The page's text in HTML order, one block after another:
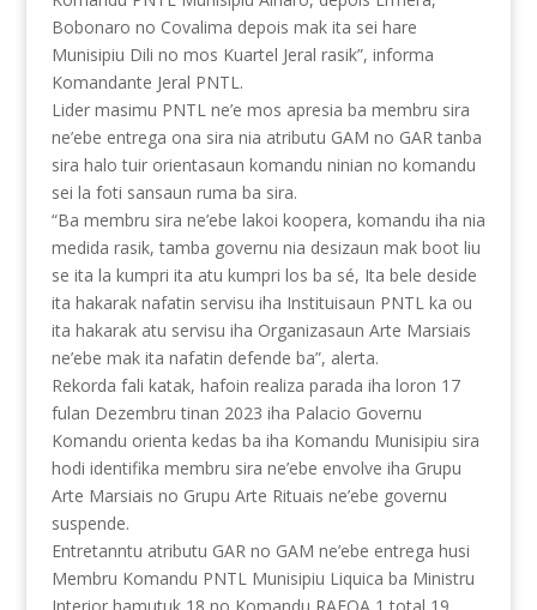
Bobonaro no Covalima depois mak ita sei hare
Munisipiu Dili no mos Kuartel Jeral rasik”, informa
Komandante Jeral PNTL.
Lider masimu PNTL ne’e mos apresia ba membru sira
ne’ebe entrega ona sira nia atributu GAM no GAR tanba
sira halo tuir orientasaun komandu ninian no komandu
sei la foti sansaun ruma ba sira.
“Ba membru sira ne’ebe lakoi koopera, komandu iha nia
medida rasik, tamba governu nia desizaun mak boot liu
se ita la kumpri ita atu kumpri los ba sé, Ita bele deside
ita hakarak nafatin servisu iha Instituisaun PNTL ka ou
ita hakarak atu servisu iha Organizasaun Arte Marsiais
ne’ebe mak ita nafatin defende ba”, alerta.
Rekorda fali katak, hafoin realiza parada iha loron 17
fulan Dezembru tinan 2023 iha Palacio Governu
Komandu orienta kedas ba iha Komandu Munisipiu sira
hodi identifika membru sira ne’ebe envolve iha Grupu
Arte Marsiais no Grupu Arte Rituais ne’ebe governu
suspende.
Entretanntu atributu GAR no GAM ne’ebe entrega husi
Membru Komandu PNTL Munisipiu Liquica ba Ministru